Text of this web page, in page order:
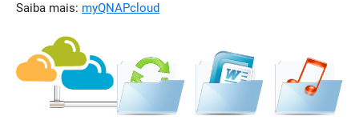
Saiba mais: myQNAPcloud